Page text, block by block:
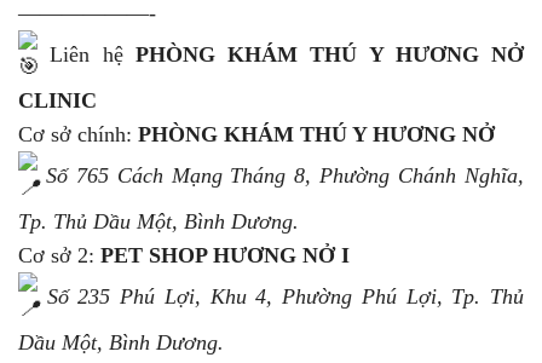
——————-
Liên hệ PHÒNG KHÁM THÚ Y HƯƠNG NỞ
CLINIC
Cơ sở chính: PHÒNG KHÁM THÚ Y HƯƠNG NỞ
Số 765 Cách Mạng Tháng 8, Phường Chánh Nghĩa,
Tp. Thủ Dầu Một, Bình Dương.
Cơ sở 2: PET SHOP HƯƠNG NỞ I
Số 235 Phú Lợi, Khu 4, Phường Phú Lợi, Tp. Thủ
Dầu Một, Bình Dương.